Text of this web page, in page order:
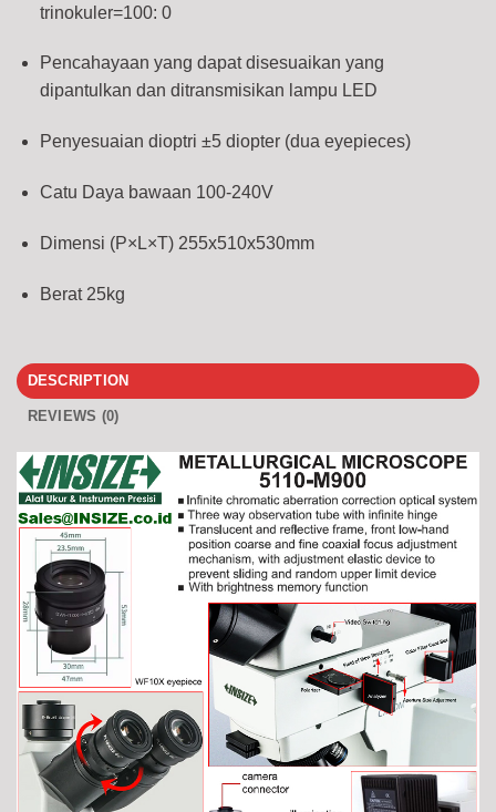
trinokuler=100: 0
Pencahayaan yang dapat disesuaikan yang
dipantulkan dan ditransmisikan lampu LED
Penyesuaian dioptri ±5 diopter (dua eyepieces)
Catu Daya bawaan 100-240V
Dimensi (P×L×T) 255x510x530mm
Berat 25kg
DESCRIPTION
REVIEWS (0)